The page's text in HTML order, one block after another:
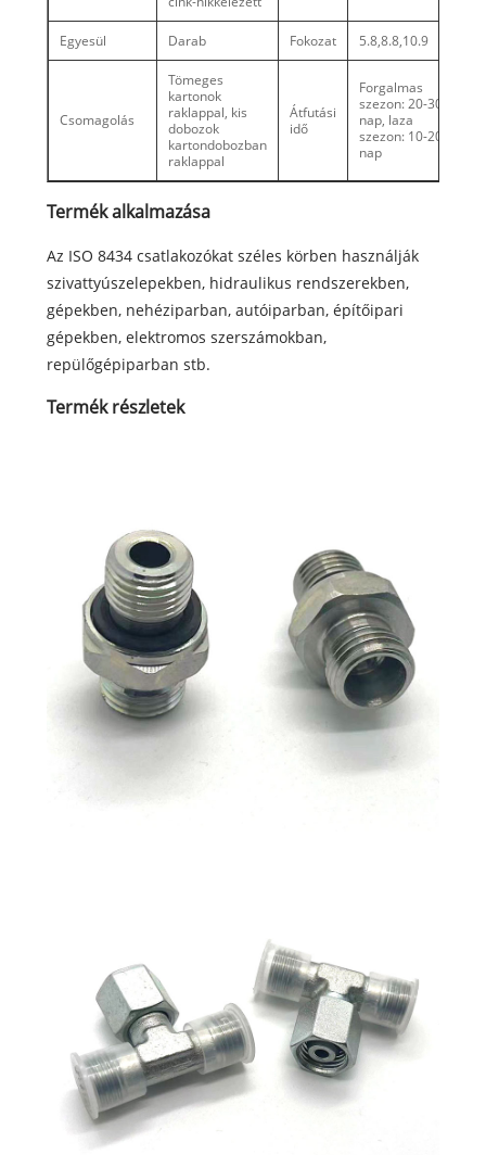
Egyesül Darab Fokozat 5.8,8.8,10.9
Csomagolás
Tömeges
kartonok
raklappal, kis
dobozok
kartondobozban
raklappal
Átfutási
idő
Forgalmas
szezon: 20-30
nap, laza
szezon: 10-20
nap
Termék alkalmazása
Az ISO 8434 csatlakozókat széles körben használják
szivattyúszelepekben, hidraulikus rendszerekben,
gépekben, nehéziparban, autóiparban, építőipari
gépekben, elektromos szerszámokban,
repülőgépiparban stb.
Termék részletek